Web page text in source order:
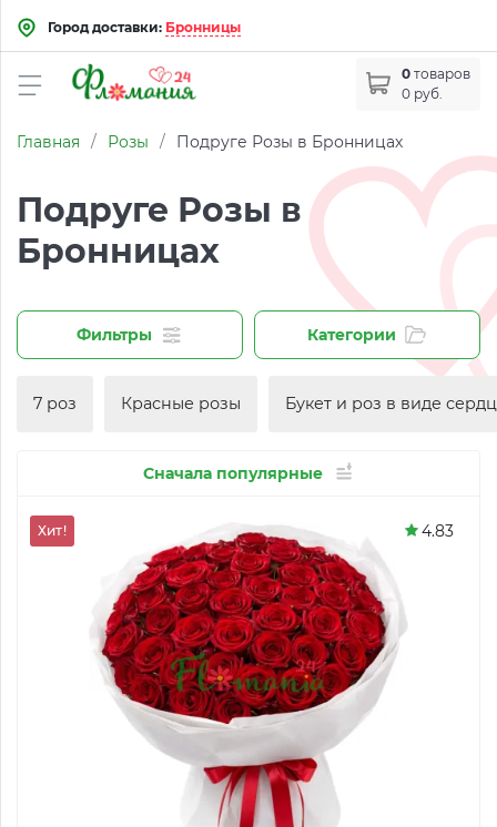
Город доставки: Бронницы
0 товаров
0 руб.
Главная / Розы / Подруге Розы в Бронницах
Подруге Розы в
Бронницах
Фильтры Категории
7 роз Красные розы Букет и роз в виде
Сначала популярные
Хит! 4.83